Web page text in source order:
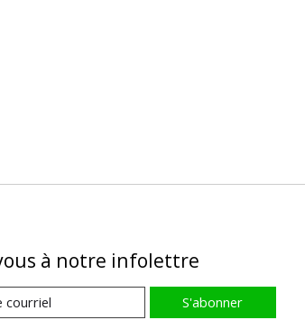
à notre infolettre
S'abonner